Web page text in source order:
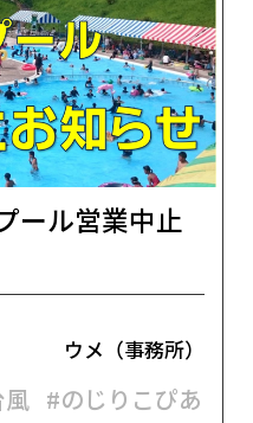
ール営業中止
ウメ（事務所）
#のじりこぴあ